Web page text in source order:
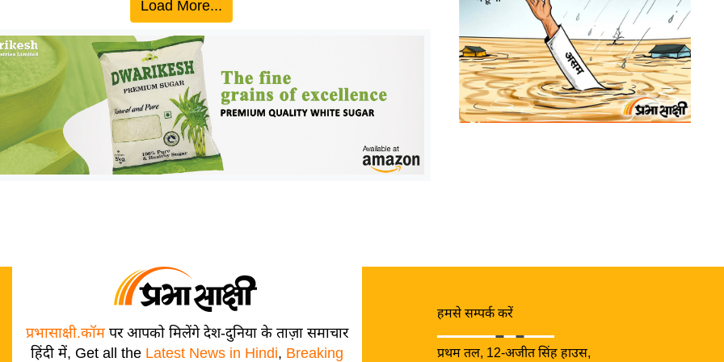
Load More...
प्रभासाक्षी.कॉमपर आपको मिलेंगे देश-दुनिया के ताज़ा समाचार
हिंदी में, Get all the Latest News in Hindi, Breaking
हमसे सम्पर्क करें
प्रथम तल, 12-अजीत सिंह हाउस,